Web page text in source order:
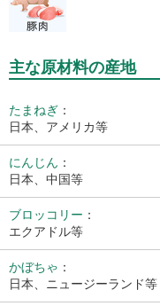
主な原材料の産地
たまねぎ ：
日本、アメリカ等
にんじん ：
日本、中国等
ブロッコリー ：
エクアドル等
かぼちゃ ：
日本、ニュージーランド等